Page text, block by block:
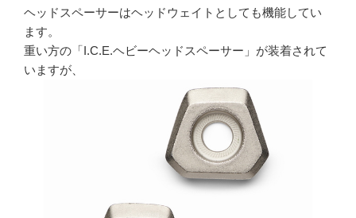
ヘッドスペーサーはヘッドウェイトとしても機能してい
ます。
重い方の「I.C.E.ヘビーヘッドスペーサー」が装着されて
いますが、